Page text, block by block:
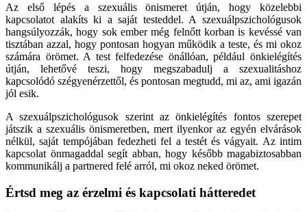
Az első lépés a szexuális önismeret útján, hogy közelebbi
kapcsolatot alakíts ki a saját testeddel. A szexuálpszichológusok
hangsúlyozzák, hogy sok ember még felnőtt korban is kevéssé van
tisztában azzal, hogy pontosan hogyan működik a teste, és mi okoz
számára örömet. A test felfedezése önállóan, például önkielégítés
útján, lehetővé teszi, hogy megszabadulj a szexualitáshoz
kapcsolódó szégyenérzettől, és pontosan megtudd, mi az, ami igazán
jól esik.
A szexuálpszichológusok szerint az önkielégítés fontos szerepet
játszik a szexuális önismeretben, mert ilyenkor az egyén elvárások
nélkül, saját tempójában fedezheti fel a testét és vágyait. Az intim
kapcsolat önmagaddal segít abban, hogy később magabiztosabban
kommunikálj a partnered felé arról, mi okoz neked örömet.
Értsd meg az érzelmi és kapcsolati hátteredet